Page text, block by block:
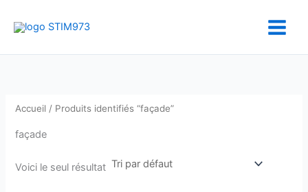
Accueil / Produits identifiés “façade”
façade
Voici le seul résultat